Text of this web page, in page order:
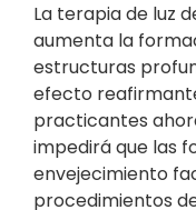
La terapia de luz
aumenta la
estructuras
efecto
practicantes
impedirá que las
envejecimiento
procedimientos